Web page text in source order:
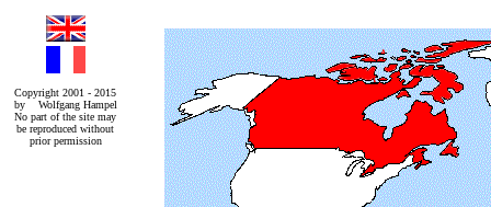
Copyright 2001 - 2015
by Wolfgang Hampel
No part of the site may
be reproduced without
prior permission